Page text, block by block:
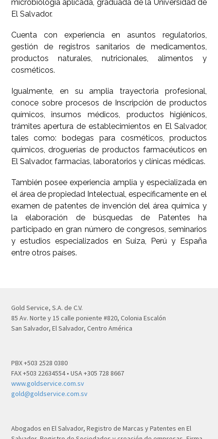
microbiología aplicada, graduada de la Universidad de
El Salvador.
Cuenta con experiencia en asuntos regulatorios,
gestión de registros sanitarios de medicamentos,
productos naturales, nutricionales, alimentos y
cosméticos.
Igualmente, en su amplia trayectoria profesional,
conoce sobre procesos de Inscripción de productos
químicos, insumos médicos, productos higiénicos,
trámites apertura de establecimientos en El Salvador,
tales como: bodegas para cosméticos, productos
químicos, droguerías de productos farmacéuticos en
El Salvador, farmacias, laboratorios y clínicas médicas.
También posee experiencia amplia y especializada en
el área de propiedad Intelectual, específicamente en el
examen de patentes de invención del área química y
la elaboración de búsquedas de Patentes ha
participado en gran número de congresos, seminarios
y estudios especializados en Suiza, Perú y España
entre otros países.
Gold Service, S.A. de C.V.
85 Av. Norte y 15 calle poniente #820, Colonia Escalón
San Salvador, El Salvador, Centro América
PBX +503 2528 0380
FAX +503 22634554 • USA +305 728 8667
www.goldservice.com.sv
gold@goldservice.com.sv
Abogados en El Salvador, Registro de Marcas y Patentes en El